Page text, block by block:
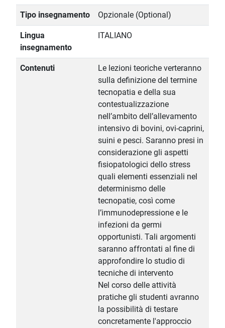
Tipo insegnamento Opzionale (Optional)
Lingua
insegnamento
ITALIANO
Contenuti
Le lezioni teoriche verteranno
sulla definizione del termine
tecnopatia e della sua
contestualizzazione
nell’ambito dell’allevamento
intensivo di bovini, ovi-caprini,
suini e pesci. Saranno presi in
considerazione gli aspetti
fisiopatologici dello stress
quali elementi essenziali nel
determinismo delle
tecnopatie, così come
l’immunodepressione e le
infezioni da germi
opportunisti. Tali argomenti
saranno affrontati al fine di
approfondire lo studio di
tecniche di intervento
Nel corso delle attività
pratiche gli studenti avranno
la possibilità di testare
concretamente l'approccio